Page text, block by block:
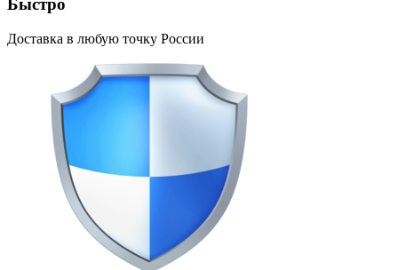
Быстро
Доставка в любую точку России